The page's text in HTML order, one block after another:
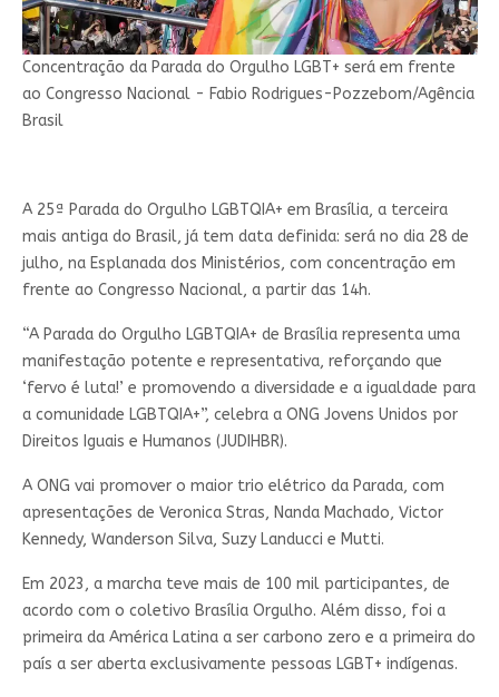
Concentração da Parada do Orgulho LGBT+ será em frente
ao Congresso Nacional - Fabio Rodrigues-Pozzebom/Agência
Brasil
A 25ª Parada do Orgulho LGBTQIA+ em Brasília, a terceira
mais antiga do Brasil, já tem data definida: será no dia 28 de
julho, na Esplanada dos Ministérios, com concentração em
frente ao Congresso Nacional, a partir das 14h.
“A Parada do Orgulho LGBTQIA+ de Brasília representa uma
manifestação potente e representativa, reforçando que
‘fervo é luta!’ e promovendo a diversidade e a igualdade para
a comunidade LGBTQIA+”, celebra a ONG Jovens Unidos por
Direitos Iguais e Humanos (JUDIHBR).
A ONG vai promover o maior trio elétrico da Parada, com
apresentações de Veronica Stras, Nanda Machado, Victor
Kennedy, Wanderson Silva, Suzy Landucci e Mutti.
Em 2023, a marcha teve mais de 100 mil participantes, de
acordo com o coletivo Brasília Orgulho. Além disso, foi a
primeira da América Latina a ser carbono zero e a primeira do
país a ser aberta exclusivamente pessoas LGBT+ indígenas.